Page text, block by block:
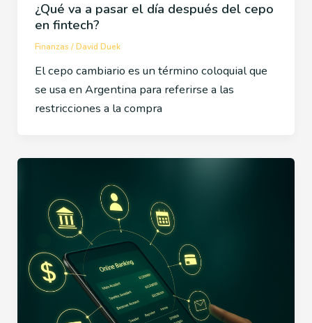
¿Qué va a pasar el día después del cepo
en fintech?
Finanzas /David Duek
El cepo cambiario es un término coloquial que
se usa en Argentina para referirse a las
restricciones a la compra